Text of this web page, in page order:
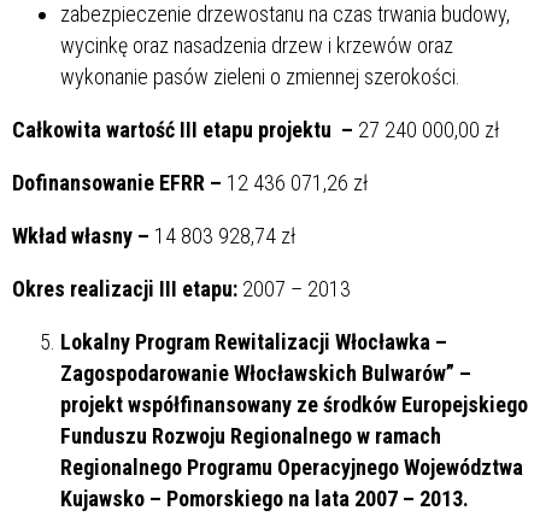
zabezpieczenie drzewostanu na czas trwania budowy,
wycinkę oraz nasadzenia drzew i krzewów oraz
wykonanie pasów zieleni o zmiennej szerokości.
Całkowita wartość III etapu projektu – 27 240 000,00 zł
Dofinansowanie EFRR – 12 436 071,26 zł
Wkład własny – 14 803 928,74 zł
Okres realizacji III etapu: 2007 – 2013
Lokalny Program Rewitalizacji Włocławka –
Zagospodarowanie Włocławskich Bulwarów” –
projekt współfinansowany ze środków Europejskiego
Funduszu Rozwoju Regionalnego w ramach
Regionalnego Programu Operacyjnego Województwa
Kujawsko – Pomorskiego na lata 2007 – 2013.